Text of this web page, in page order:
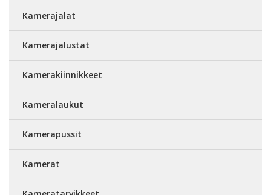
Kamerajalat
Kamerajalustat
Kamerakiinnikkeet
Kameralaukut
Kamerapussit
Kamerat